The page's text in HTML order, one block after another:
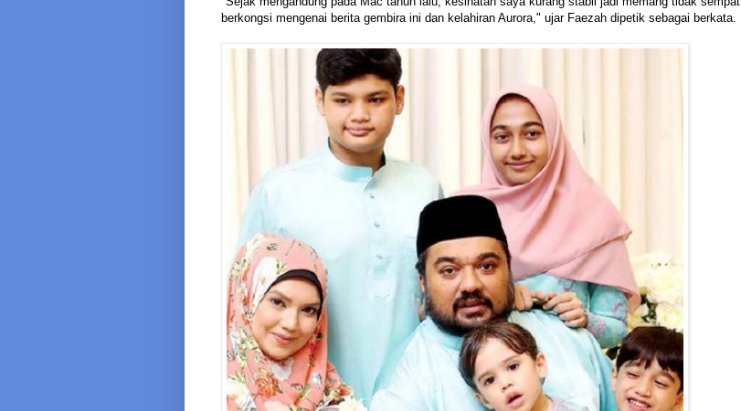
berkongsi mengenai berita gembira ini dan kelahiran Aurora," ujar Faezah dipetik sebagai berkata.